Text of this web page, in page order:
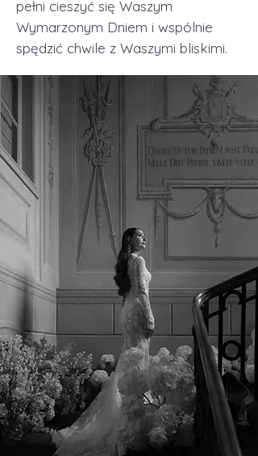
pełni cieszyć się Waszym
Wymarzonym Dniem i wspólnie
spędzić chwile z Waszymi bliskimi.